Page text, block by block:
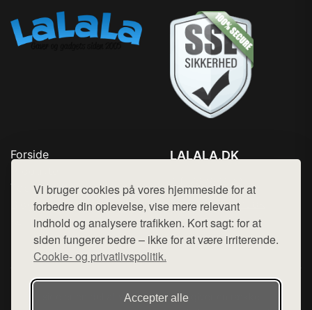
Vi bruger cookies på vores hjemmeside for at
forbedre din oplevelse, vise mere relevant
indhold og analysere trafikken. Kort sagt: for at
siden fungerer bedre – ikke for at være irriterende.
Cookie- og privatlivspolitik.
Accepter alle
Forside
Top Rabatter
Blog
Kontakt
LALALA.DK
Mail: hej@want.dk
Cookie- og privatlivspolitik
Denne side er en del af want.dk, der udgiver en række